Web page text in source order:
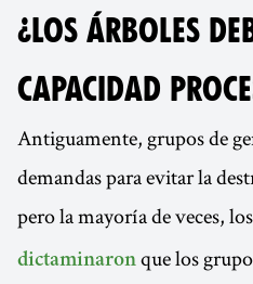
¿LOS ÁRBOLES
CAPACIDAD
Antiguamente, grupos de
demandas para evitar la
pero la mayoría de veces, los
dictaminaron que los